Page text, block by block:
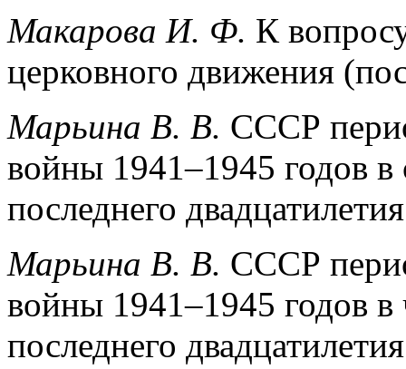
Макарова И. Ф. К
церковного движения
Марьина В. В. СССР
войны 1941–1945 годов в
последнего
Марьина В. В. СССР
войны 1941–1945 годов
последнего